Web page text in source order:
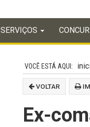
SERVIÇOS
VOLTAR
Ex-